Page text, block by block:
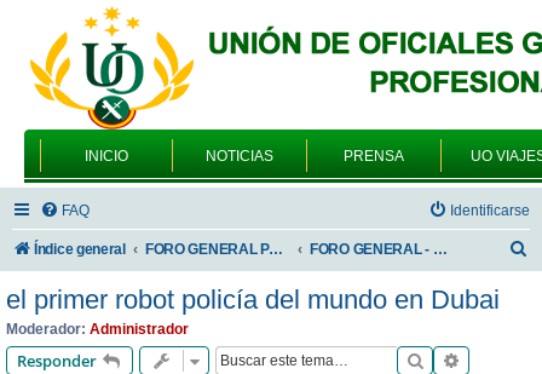
INICIO NOTICIAS PRENSA UO
FAQ Identificarse
Índice general FORO GENERAL PARA TODOS LOS USUARIOS FORO GENERAL - VARIEDADES
el primer robot policía del mundo en Dubai
Moderador: Administrador
Responder Buscar